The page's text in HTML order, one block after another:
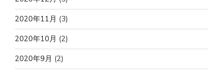
2020年11月 (3)
2020年10月 (2)
2020年9月 (2)